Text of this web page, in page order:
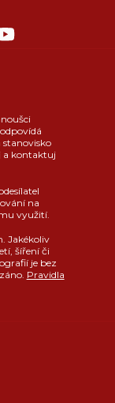
a kontaktuj
na
využití.
Jakékoliv
šíření či
je bez
Pravidla